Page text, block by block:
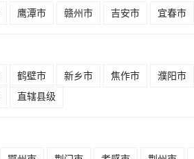
鹰潭市 赣州市 吉安市 宜春市
鹤壁市 新乡市 焦作市 濮阳市
直辖县级